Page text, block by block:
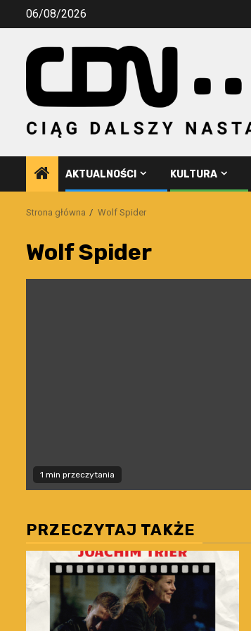
Przejdź06/08/2026
AKTUALNOŚCI KULTURA
Strona główna Wolf Spider
Wolf Spider
1 min przeczytania
PRZECZYTAJ TAKŻE